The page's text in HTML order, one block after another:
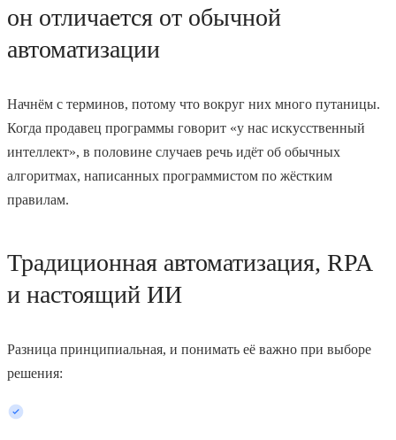
он отличается от обычной
автоматизации
Начнём с терминов, потому что вокруг них много путаницы.
Когда продавец программы говорит «у нас искусственный
интеллект», в половине случаев речь идёт об обычных
алгоритмах, написанных программистом по жёстким
правилам.
Традиционная автоматизация, RPA
и настоящий ИИ
Разница принципиальная, и понимать её важно при выборе
решения: